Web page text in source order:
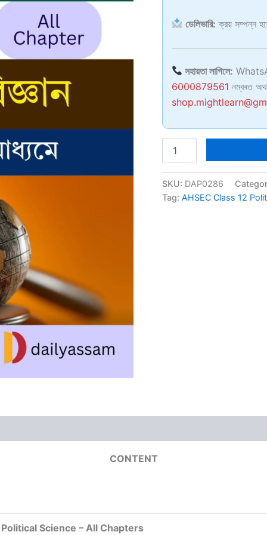
ডেলিভারি: ক্রয় সম্পন্ন
সহায়তা লাগিলে:
6000879561 নম্বৰত
Class
Political
BM
SKU: DAP0286
Tag: AHSEC Class 12
CONTENT
Science – All Chapters